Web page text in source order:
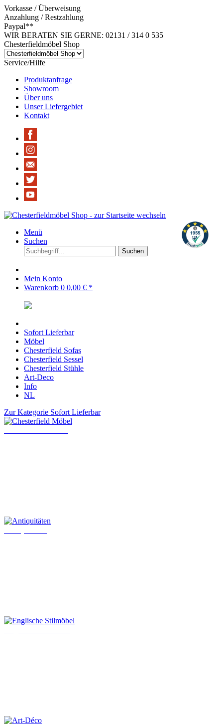
Vorkasse / Überweisung
Anzahlung / Restzahlung
Paypal**
WIR BERATEN SIE GERNE: 02131 / 314 0 535
Chesterfieldmöbel Shop
Service/Hilfe
Produktanfrage
Showroom
Über uns
Unser Liefergebiet
Kontakt
Menü
Suchen
Suchen
Mein Konto
Warenkorb 0 0,00 € *
Sofort Lieferbar
Möbel
Chesterfield Sofas
Chesterfield Sessel
Chesterfield Stühle
Art-Deco
Info
NL
Zur Kategorie Sofort Lieferbar